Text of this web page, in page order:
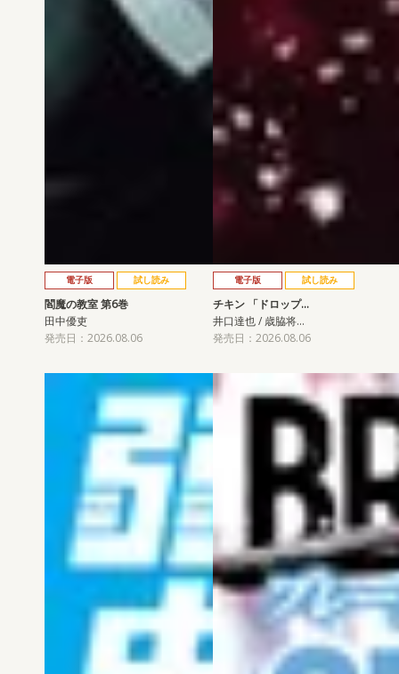
電子版 試し読み
閻魔の教室 第6巻
田中優吏
発売日：2026.08.06
電子版 試し読み
チキン 「ドロップ…
井口達也 / 歳脇将…
発売日：2026.08.06